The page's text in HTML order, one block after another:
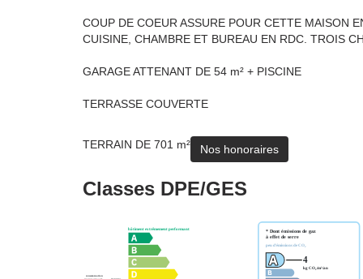
COUP DE COEUR ASSURE POUR CETTE MAISON
CUISINE, CHAMBRE ET BUREAU EN RDC. TROIS
GARAGE ATTENANT DE 54 m² + PISCINE
TERRASSE COUVERTE
TERRAIN DE 701 m² Nos honoraires
Classes DPE/GES